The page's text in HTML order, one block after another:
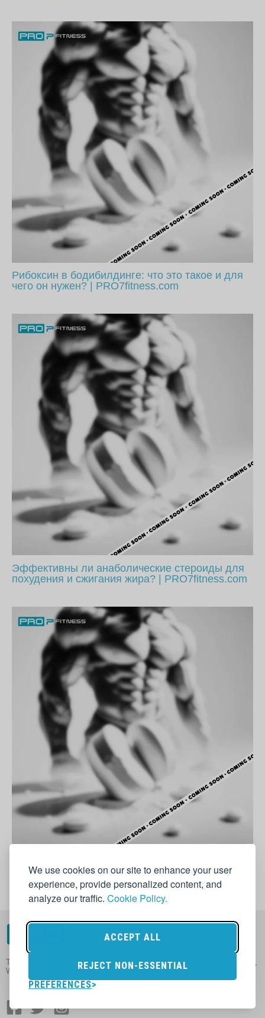
We use cookies on our site to enhance your user
experience, provide personalized content, and
analyze our traffic. Cookie Policy.
ACCEPT ALL
REJECT NON-ESSENTIAL
PREFERENCES
Рибоксин в бодибилдинге: что это такое и для
чего он нужен? | PRO7fitness.com
Эффективны ли анаболические стероиды для
похудения и сжигания жира? | PRO7fitness.com
эпидемии в бодибилдинге и почему молчат
врачи? | PRO7fitness.com
The Honest Website About Nutrition in Sport, Supplements, Muscle Gain,
Weight Loss and Health